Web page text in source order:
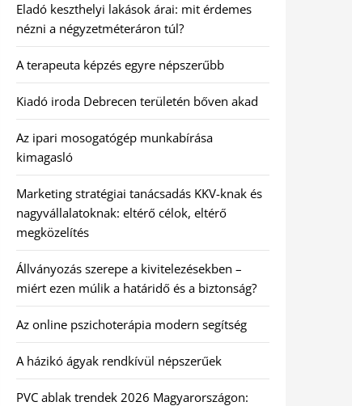
Eladó keszthelyi lakások árai: mit érdemes
nézni a négyzetméteráron túl?
A terapeuta képzés egyre népszerűbb
Kiadó iroda Debrecen területén bőven akad
Az ipari mosogatógép munkabírása
kimagasló
Marketing stratégiai tanácsadás KKV-knak és
nagyvállalatoknak: eltérő célok, eltérő
megközelítés
Állványozás szerepe a kivitelezésekben –
miért ezen múlik a határidő és a biztonság?
Az online pszichoterápia modern segítség
A házikó ágyak rendkívül népszerűek
PVC ablak trendek 2026 Magyarországon: